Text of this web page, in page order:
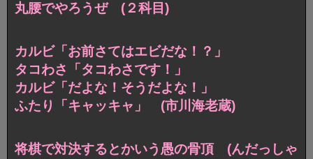
丸腰でやろうぜ (２科目)
カルビ「お前さてはエビだな！？」
タコわさ「タコわさです！」
カルビ「だよな！そうだよな！」
ふたり「キャッキャ」 (市川海老蔵)
将棋で対決するとかいう愚の骨頂 (んだっしゃ